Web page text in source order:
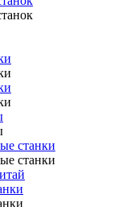
станки
станки